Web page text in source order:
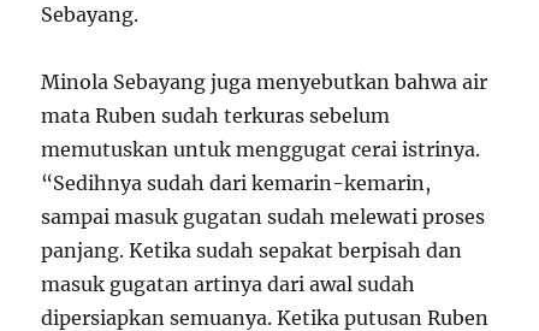
Sebayang.
Minola Sebayang juga menyebutkan bahwa air
mata Ruben sudah terkuras sebelum
memutuskan untuk menggugat cerai istrinya.
“Sedihnya sudah dari kemarin-kemarin,
sampai masuk gugatan sudah melewati proses
panjang. Ketika sudah sepakat berpisah dan
masuk gugatan artinya dari awal sudah
dipersiapkan semuanya. Ketika putusan Ruben